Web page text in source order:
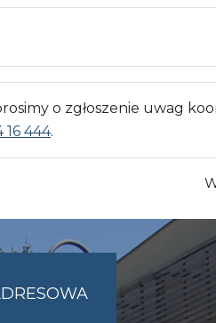
o zgłoszenie uwag
16 444.